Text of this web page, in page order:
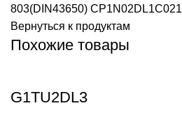
803(DIN43650) CP1N02DL1C021
Вернуться к продуктам
Похожие товары
G1TU2DL3